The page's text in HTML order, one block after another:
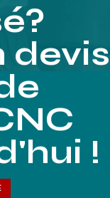
devis
!